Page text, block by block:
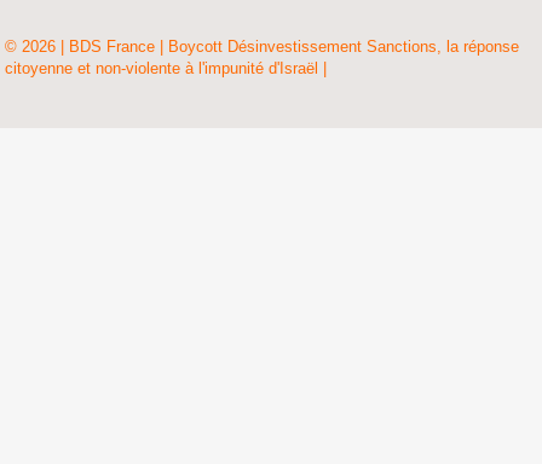
© 2026 | BDS France | Boycott Désinvestissement Sanctions, la réponse
citoyenne et non-violente à l'impunité d'Israël |